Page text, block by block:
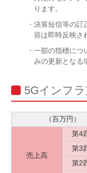
ります。
・決算短信等の
容は即時反映さ
・一部の指標に
みの更新となる
5Gインフ
（百万円）
売上高
第4
第3
第2